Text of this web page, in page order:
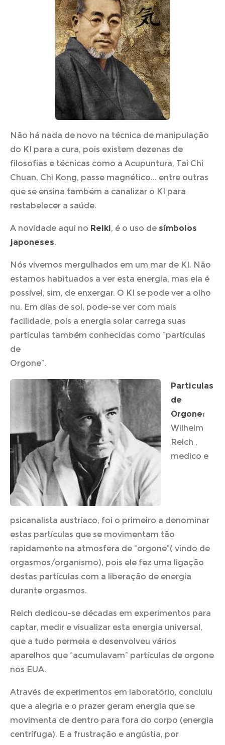
Não há nada de novo na técnica de manipulação
do KI para a cura, pois existem dezenas de
filosofias e técnicas como a Acupuntura, Tai Chi
Chuan, Chi Kong, passe magnético… entre outras
que se ensina também a canalizar o KI para
restabelecer a saúde.
A novidade aqui no Reiki, é o uso de símbolos
japoneses.
Nós vivemos mergulhados em um mar de KI. Não
estamos habituados a ver esta energia, mas ela é
possível, sim, de enxergar. O KI se pode ver a olho
nu. Em dias de sol, pode-se ver com mais
facilidade, pois a energia solar carrega suas
partículas também conhecidas como “partículas
de
Orgone”.
Particulas
de
Orgone:
Wilhelm
Reich ,
medico e
psicanalista austríaco, foi o primeiro a denominar
estas partículas que se movimentam tão
rapidamente na atmosfera de “orgone”( vindo de
orgasmos/organismo), pois ele fez uma ligação
destas partículas com a liberação de energia
durante orgasmos.
Reich dedicou-se décadas em experimentos para
captar, medir e visualizar esta energia universal,
que a tudo permeia e desenvolveu vários
aparelhos que “acumulavam” partículas de orgone
nos EUA.
Através de experimentos em laboratório, concluiu
que a alegria e o prazer geram energia que se
movimenta de dentro para fora do corpo (energia
centrífuga). E a frustração e angústia, por